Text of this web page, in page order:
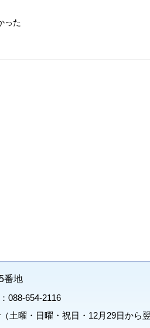
った
番地
088-654-2116
土曜・日曜・祝日・12月29日から